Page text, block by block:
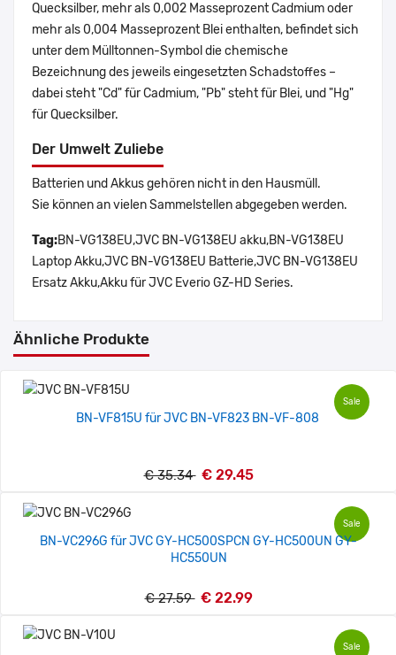
Quecksilber, mehr als 0,002 Masseprozent Cadmium oder
mehr als 0,004 Masseprozent Blei enthalten, befindet sich
unter dem Mülltonnen-Symbol die chemische
Bezeichnung des jeweils eingesetzten Schadstoffes –
dabei steht "Cd" für Cadmium, "Pb" steht für Blei, und "Hg"
für Quecksilber.
Der Umwelt Zuliebe
Batterien und Akkus gehören nicht in den Hausmüll.
Sie können an vielen Sammelstellen abgegeben werden.
Tag:BN-VG138EU,JVC BN-VG138EU akku,BN-VG138EU
Laptop Akku,JVC BN-VG138EU Batterie,JVC BN-VG138EU
Ersatz Akku,Akku für JVC Everio GZ-HD Series.
Ähnliche Produkte
Sale
BN-VF815U für JVC BN-VF823 BN-VF-808
€ 35.34 € 29.45
Sale
BN-VC296G für JVC GY-HC500SPCN GY-HC500UN GY-
HC550UN
€ 27.59 € 22.99
Sale